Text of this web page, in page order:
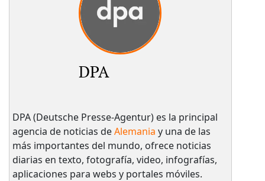
DPA
DPA (Deutsche Presse-Agentur) es la principal
agencia de noticias deAlemania y una de las
más importantes del mundo, ofrece noticias
diarias en texto, fotografía, video, infografías,
aplicaciones para webs y portales móviles.